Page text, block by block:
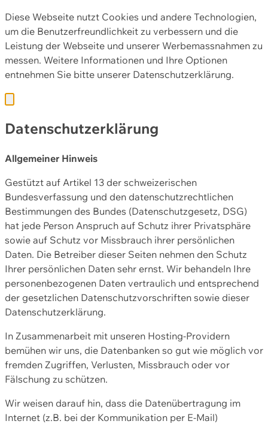
Diese Webseite nutzt Cookies und andere Technologien,
um die Benutzerfreundlichkeit zu verbessern und die
Leistung der Webseite und unserer Werbemassnahmen zu
messen. Weitere Informationen und Ihre Optionen
entnehmen Sie bitte unserer Datenschutzerklärung.
Datenschutzerklärung
Allgemeiner Hinweis
Gestützt auf Artikel 13 der schweizerischen
Bundesverfassung und den datenschutzrechtlichen
Bestimmungen des Bundes (Datenschutzgesetz, DSG)
hat jede Person Anspruch auf Schutz ihrer Privatsphäre
sowie auf Schutz vor Missbrauch ihrer persönlichen
Daten. Die Betreiber dieser Seiten nehmen den Schutz
Ihrer persönlichen Daten sehr ernst. Wir behandeln Ihre
personenbezogenen Daten vertraulich und entsprechend
der gesetzlichen Datenschutzvorschriften sowie dieser
Datenschutzerklärung.
In Zusammenarbeit mit unseren Hosting-Providern
bemühen wir uns, die Datenbanken so gut wie möglich vor
fremden Zugriffen, Verlusten, Missbrauch oder vor
Fälschung zu schützen.
Wir weisen darauf hin, dass die Datenübertragung im
Internet (z.B. bei der Kommunikation per E-Mail)